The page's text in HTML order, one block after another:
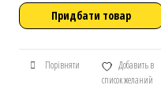
Придбати товар
Порівняти
Добавить в
список желаний